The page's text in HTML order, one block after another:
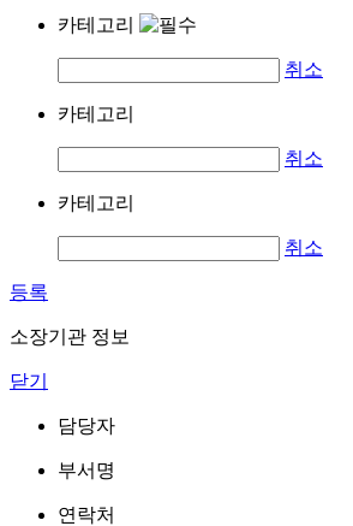
카테고리
취소
카테고리
취소
카테고리
취소
등록
소장기관 정보
닫기
담당자
부서명
연락처